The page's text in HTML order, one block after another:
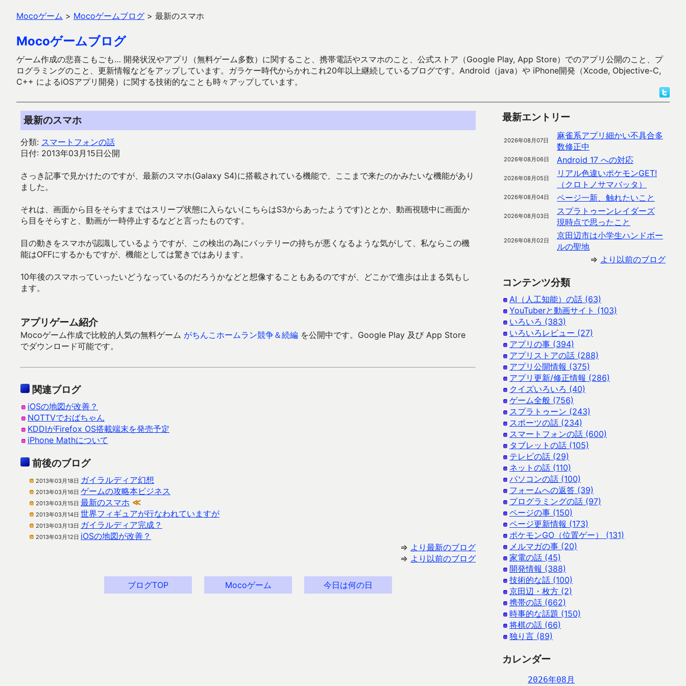
Mocoゲーム > Mocoゲームブログ > 最新のスマホ
Mocoゲームブログ
ゲーム作成の悲喜こもごも… 開発状況やアプリ（無料ゲーム多数）に関すること、携帯電話やスマホのこと、公式ストア（Google Play, App Store）でのアプリ公開のこと、プ
ログラミングのこと、更新情報などをアップしています。ガラケー時代からかれこれ20年以上継続しているブログです。Android（java）や iPhone開発（Xcode, Objective-C,
C++ によるiOSアプリ開発）に関する技術的なことも時々アップしています。
最新のスマホ
分類: スマートフォンの話
日付: 2013年03月15日公開
さっき記事で見かけたのですが、最新のスマホ(Galaxy S4)に搭載されている機能で、ここまで来たのかみたいな機能があり
ました。
それは、画面から目をそらすまではスリープ状態に入らない(こちらはS3からあったようです)ととか、動画視聴中に画面か
ら目をそらすと、動画が一時停止するなどと言ったものです。
目の動きをスマホが認識しているようですが、この検出の為にバッテリーの持ちが悪くなるような気がして、私ならこの機
能はOFFにするかもですが、機能としては驚きではあります。
10年後のスマホっていったいどうなっているのだろうかなどと想像することもあるのですが、どこかで進歩は止まる気もし
ます。
アプリゲーム紹介
Mocoゲーム作成で比較的人気の無料ゲーム がちんこホームラン競争＆続編 を公開中です。Google Play 及び App Store
でダウンロード可能です。
関連ブログ
iOSの地図が改善？
NOTTVでおばちゃん
KDDIがFirefox OS搭載端末を発売予定
iPhone Mathについて
前後のブログ
2013年03月18日 ガイラルディア幻想
2013年03月16日 ゲームの攻略本ビジネス
2013年03月15日 最新のスマホ ≪
2013年03月14日 世界フィギュアが行なわれていますが
2013年03月13日 ガイラルディア完成？
2013年03月12日 iOSの地図が改善？
⇒ より最新のブログ
⇒ より以前のブログ
ブログTOP Mocoゲーム 今日は何の日
最新エントリー
2026年08月07日
麻雀系アプリ細かい不具合多
数修正中
2026年08月06日 Android 17 への対応
2026年08月05日
リアル色違いポケモンGET!
（クロトノサマバッタ）
2026年08月04日 ページ一新、触れたいこと
2026年08月03日
スプラトゥーンレイダーズ
現時点で思ったこと
2026年08月02日
京田辺市は小学生ハンドボー
ルの聖地
⇒ より以前のブログ
コンテンツ分類
AI（人工知能）の話 (63)
YouTuberと動画サイト (103)
いろいろ (383)
いろいろレビュー (27)
アプリの事 (394)
アプリストアの話 (288)
アプリ公開情報 (375)
アプリ更新/修正情報 (286)
クイズいろいろ (40)
ゲーム全般 (756)
スプラトゥーン (243)
スポーツの話 (234)
スマートフォンの話 (600)
タブレットの話 (105)
テレビの話 (29)
ネットの話 (110)
パソコンの話 (100)
フォームへの返答 (39)
プログラミングの話 (97)
ページの事 (150)
ページ更新情報 (173)
ポケモンGO（位置ゲー） (131)
メルマガの事 (20)
家電の話 (45)
開発情報 (388)
技術的な話 (100)
京田辺・枚方 (2)
携帯の話 (662)
時事的な話題 (150)
将棋の話 (66)
独り言 (89)
カレンダー
2026年08月